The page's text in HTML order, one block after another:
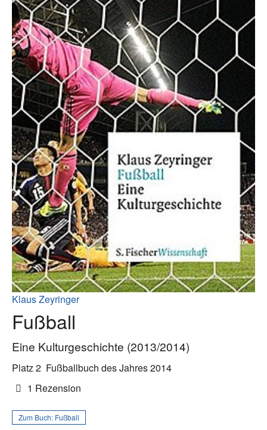
Klaus Zeyringer
Fußball
Eine Kulturgeschichte (2013/2014)
Platz 2 Fußballbuch des Jahres 2014
1 Rezension
Zum Buch: Fußball